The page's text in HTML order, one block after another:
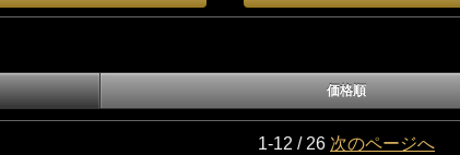
価格順
1-12 / 26 次のページへ